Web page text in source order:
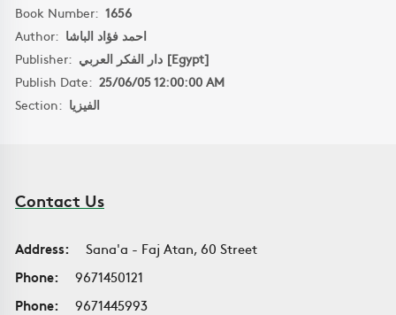
Book Number: 1656
Author: احمد فؤاد الباشا
Publisher:
دار الفكر العربي [Egypt]
Publish Date: 25/06/05 12:00:00 AM
Section: الفيزيا
Contact Us
Address:
Sana'a - Faj Atan, 60 Street
Phone:
9671450121
Phone:
9671445993